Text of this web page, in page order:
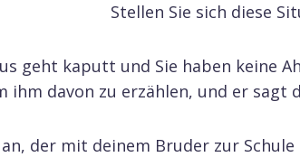
Stellen Sie sich diese
geht kaputt und Sie haben keine
ihm davon zu erzählen, und er sagt
der mit deinem Bruder zur